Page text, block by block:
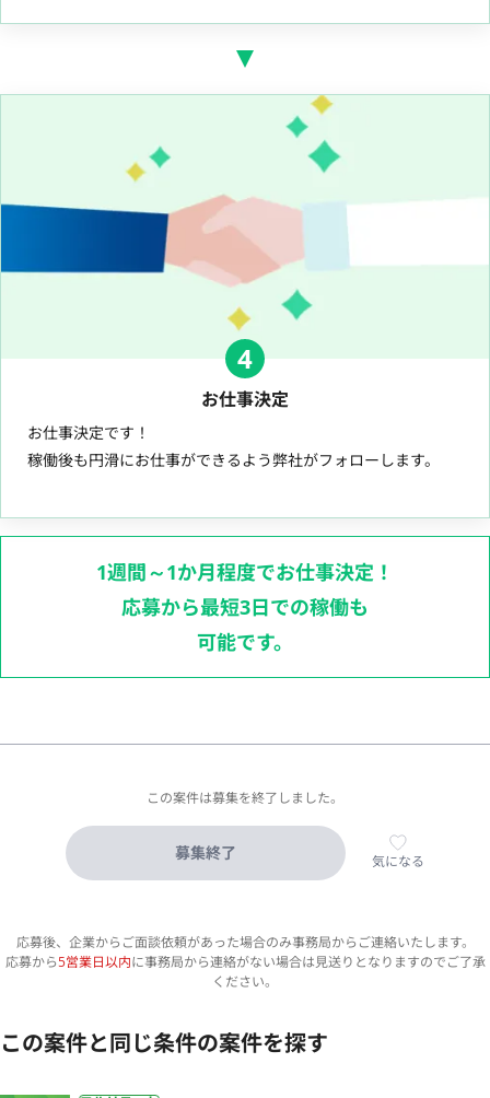
4
お仕事決定
お仕事決定です！
稼働後も円滑にお仕事ができるよう弊社がフォローします。
1週間～1か月程度でお仕事決定！
応募から最短3日での稼働も
可能です。
この案件は募集を終了しました。
募集終了 気になる
応募後、企業からご面談依頼があった場合のみ事務局からご連絡いたします。
応募から5営業日以内に事務局から連絡がない場合は見送りとなりますのでご了承
ください。
この案件と同じ条件の案件を探す